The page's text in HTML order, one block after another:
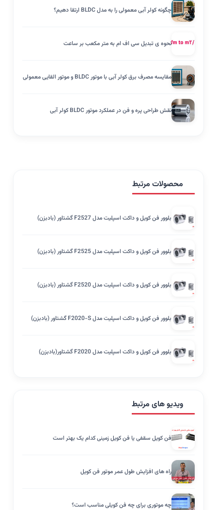
چگونه کولر آبی معمولی را به مدل BLDC ارتقا دهیم؟
نحوه ی تبدیل سی اف ام به متر مکعب بر ساعت
مقایسه مصرف برق کولر آبی با موتور BLDC و موتور القایی معمولی
نقش طراحی پره و فن در عملکرد موتور BLDC کولر آبی
محصولات مرتبط
بلوور فن کویل و داکت اسپلیت مدل F2527 گشتاور (بادبزن)
بلوور فن کویل و داکت اسپلیت مدل F2525 گشتاور (بادبزن)
بلوور فن کویل و داکت اسپلیت مدل F2520 گشتاور (بادبزن)
بلوور فن کویل و داکت اسپلیت مدل F2020-S گشتاور (بادبزن)
بلوور فن کویل و داکت اسپلیت مدل F2020 گشتاور(بادبزن)
ویدیو های مرتبط
فن کویل سقفی یا فن کویل زمینی کدام یک بهتر است
راه های افزایش طول عمر موتور فن کویل
چه موتوری برای چه فن کویلی مناسب است؟